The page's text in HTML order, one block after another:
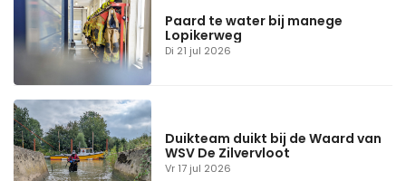
Di 21 jul 2026
Paard te water bij manege
Lopikerweg
Vr 17 jul 2026
Duikteam duikt bij de Waard van
WSV De Zilvervloot